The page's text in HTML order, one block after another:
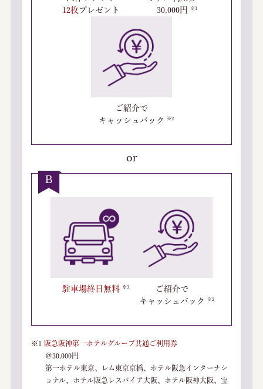
12枚プレゼント
30,000円
ご紹介で
キャッシュバック
or
駐車場終日無料
ご紹介で
キャッシュバック
※1
阪急阪神第一ホテルグループ共通ご利用券
＠30,000円
第一ホテル東京、レム東京京橋、ホテル阪急インターナシ
ョナル、ホテル阪急レスパイア大阪、ホテル阪神大阪、宝